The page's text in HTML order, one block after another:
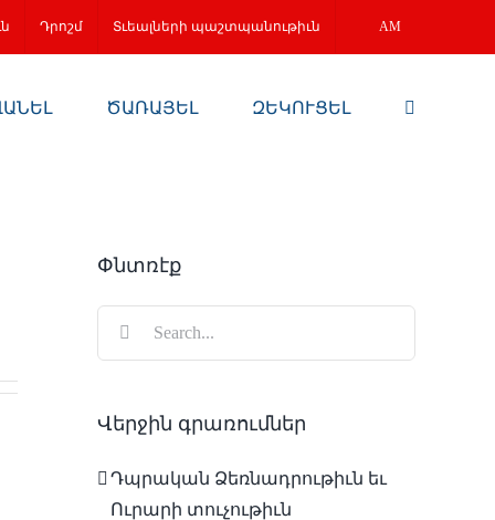
Դրոշմ Տւեալների պաշտպանութիւն AM
ԾԱՌԱՅԵԼ ԶԵԿՈՒՑԵԼ
Փնտռէք
Վերջին գրառումներ
Դպրական Ձեռնադրութիւն եւ
Ուրարի տուչութիւն